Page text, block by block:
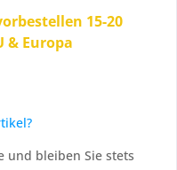
15-20
& Europa
und bleiben Sie stets